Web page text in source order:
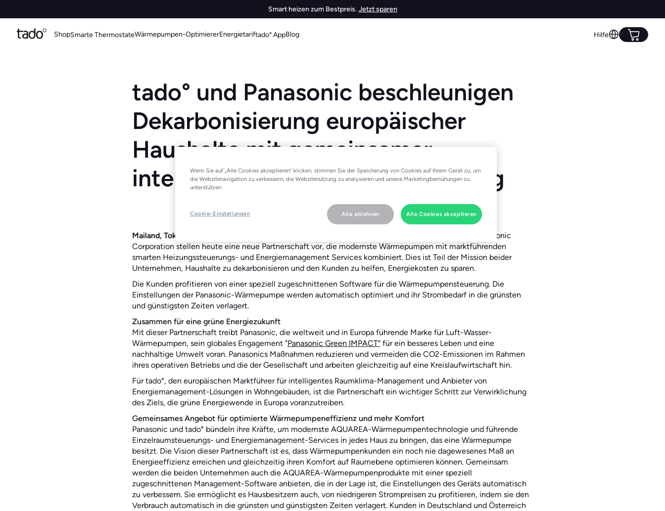
Smart heizen zum Bestpreis. Jetzt sparen
ShopSmarte ThermostateWärmepumpen-OptimiererEnergietariftado° AppBlog Hilfe
tado° und Panasonic beschleunigen
Dekarbonisierung europäischer
Haushalte mit gemeinsamer
intelligenter Wärmepumpenlösung
Mailand, Tokio, München, 13. März 2024 –
tado° und die Heating & Ventilation A/C Company der Panasonic
Corporation stellen heute eine neue Partnerschaft vor, die modernste Wärmepumpen mit marktführenden
smarten Heizungssteuerungs- und Energiemanagement Services kombiniert. Dies ist Teil der Mission beider
Unternehmen, Haushalte zu dekarbonisieren und den Kunden zu helfen, Energiekosten zu sparen.
Die Kunden profitieren von einer speziell zugeschnittenen Software für die Wärmepumpensteuerung. Die
Einstellungen der Panasonic-Wärmepumpe werden automatisch optimiert und ihr Strombedarf in die grünsten
und günstigsten Zeiten verlagert.
Zusammen für eine grüne Energiezukunft
Mit dieser Partnerschaft treibt Panasonic, die weltweit und in Europa führende Marke für Luft-Wasser-
Wärmepumpen, sein globales Engagement "Panasonic Green IMPACT"für ein besseres Leben und eine
nachhaltige Umwelt voran. Panasonics Maßnahmen reduzieren und vermeiden die CO2-Emissionen im Rahmen
ihres operativen Betriebs und die der Gesellschaft und arbeiten gleichzeitig auf eine Kreislaufwirtschaft hin.
Für tado°, den europäischen Marktführer für intelligentes Raumklima-Management und Anbieter von
Energiemanagement-Lösungen in Wohngebäuden, ist die Partnerschaft ein wichtiger Schritt zur Verwirklichung
des Ziels, die grüne Energiewende in Europa voranzutreiben.
Gemeinsames Angebot für optimierte Wärmepumpeneffizienz und mehr Komfort
Panasonic und tado° bündeln ihre Kräfte, um modernste AQUAREA-Wärmepumpentechnologie und führende
Einzelraumsteuerungs- und Energiemanagement-Services in jedes Haus zu bringen, das eine Wärmepumpe
besitzt. Die Vision dieser Partnerschaft ist es, dass Wärmepumpenkunden ein noch nie dagewesenes Maß an
Energieeffizienz erreichen und gleichzeitig ihren Komfort auf Raumebene optimieren können. Gemeinsam
werden die beiden Unternehmen auch die AQUAREA-Wärmepumpenprodukte mit einer speziell
zugeschnittenen Management-Software anbieten, die in der Lage ist, die Einstellungen des Geräts automatisch
zu verbessern. Sie ermöglicht es Hausbesitzern auch, von niedrigeren Strompreisen zu profitieren, indem sie den
Verbrauch automatisch in die grünsten und günstigsten Zeiten verlagert. Kunden in Deutschland und Österreich
Wenn Sie auf „Alle Cookies akzeptieren“ klicken, stimmen Sie der Speicherung von Cookies auf Ihrem Gerät zu, um
die Websitenavigation zu verbessern, die Websitenutzung zu analysieren und unsere Marketingbemühungen zu
unterstützen.
Cookie-Einstellungen Alle ablehnen Alle Cookies akzeptieren